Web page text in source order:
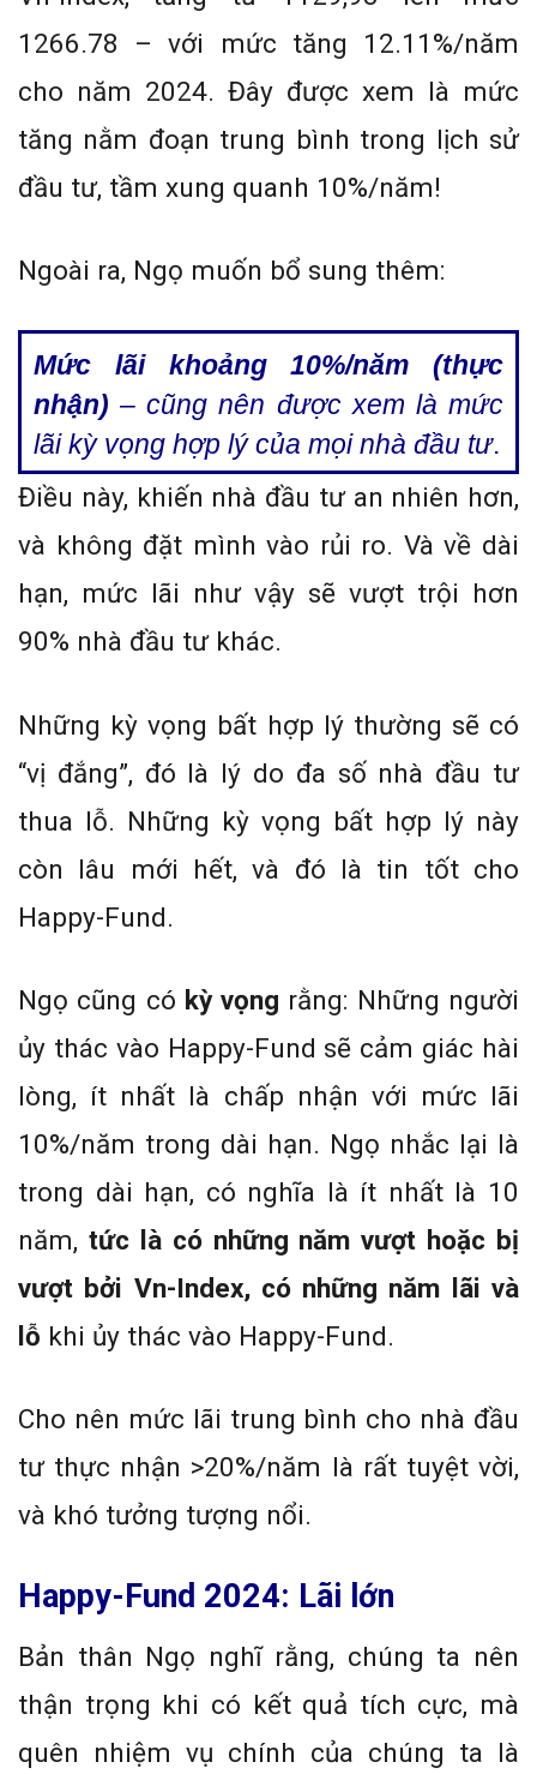
1266.78 – với mức tăng 12.11%/năm
cho năm 2024. Đây được xem là mức
tăng nằm đoạn trung bình trong lịch sử
đầu tư, tầm xung quanh 10%/năm!
Ngoài ra, Ngọ muốn bổ sung thêm:
Mức lãi khoảng 10%/năm (thực
nhận) – cũng nên được xem là mức
lãi kỳ vọng hợp lý của mọi nhà đầu tư.
Điều này, khiến nhà đầu tư an nhiên hơn,
và không đặt mình vào rủi ro. Và về dài
hạn, mức lãi như vậy sẽ vượt trội hơn
90% nhà đầu tư khác.
Những kỳ vọng bất hợp lý thường sẽ có
“vị đắng”, đó là lý do đa số nhà đầu tư
thua lỗ. Những kỳ vọng bất hợp lý này
còn lâu mới hết, và đó là tin tốt cho
Happy-Fund.
Ngọ cũng có kỳ vọng rằng: Những người
ủy thác vào Happy-Fund sẽ cảm giác hài
lòng, ít nhất là chấp nhận với mức lãi
10%/năm trong dài hạn. Ngọ nhắc lại là
trong dài hạn, có nghĩa là ít nhất là 10
năm, tức là có những năm vượt hoặc bị
vượt bởi Vn-Index, có những năm lãi và
lỗ khi ủy thác vào Happy-Fund.
Cho nên mức lãi trung bình cho nhà đầu
tư thực nhận >20%/năm là rất tuyệt vời,
và khó tưởng tượng nổi.
Happy-Fund 2024: Lãi lớn
Bản thân Ngọ nghĩ rằng, chúng ta nên
thận trọng khi có kết quả tích cực, mà
quên nhiệm vụ chính của chúng ta là